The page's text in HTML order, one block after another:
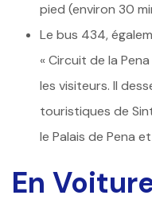
pied (environ 30
Le bus 434,
« Circuit de la
les visiteurs. Il
touristiques de
le Palais de Pena
En